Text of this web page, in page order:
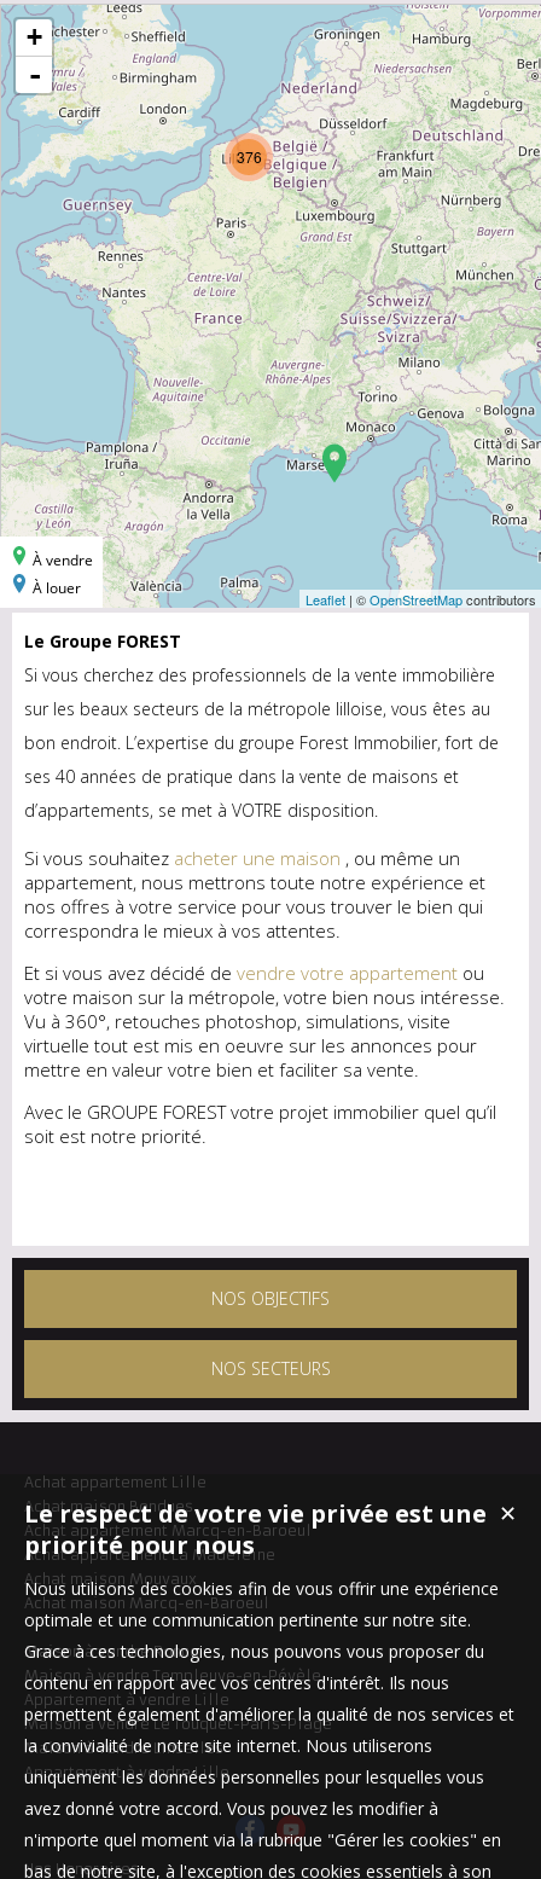
Le Groupe FOREST
Si vous cherchez des professionnels de la vente immobilière
sur les beaux secteurs de la métropole lilloise, vous êtes au
bon endroit. L’expertise du groupe Forest Immobilier, fort de
ses 40 années de pratique dans la vente de maisons et
d’appartements, se met à VOTRE disposition.
Si vous souhaitez acheter une maison , ou même un
appartement, nous mettrons toute notre expérience et
nos offres à votre service pour vous trouver le bien qui
correspondra le mieux à vos attentes.
Et si vous avez décidé de vendre votre appartement ou
votre maison sur la métropole, votre bien nous intéresse.
Vu à 360°, retouches photoshop, simulations, visite
virtuelle tout est mis en oeuvre sur les annonces pour
mettre en valeur votre bien et faciliter sa vente.
Avec le GROUPE FOREST votre projet immobilier quel qu’il
soit est notre priorité.
NOS OBJECTIFS
NOS SECTEURS
Achat appartement Lille
Achat maison Bondues
Achat appartement Marcq-en-Baroeul
Achat appartement La Madeleine
Achat maison Mouvaux
Achat maison Marcq-en-Baroeul
Maison à vendre Roncq
Maison à vendre Templeuve-en-Pévèle
Appartement à vendre Lille
Maison à vendre Le Touquet-Paris-Plage
Maison à vendre Linselles
Appartement à vendre Lille
Nos Honoraires
✕
Le respect de votre vie privée est une
priorité pour nous
Nous utilisons des cookies afin de vous offrir une expérience
optimale et une communication pertinente sur notre site.
Grace à ces technologies, nous pouvons vous proposer du
contenu en rapport avec vos centres d'intérêt. Ils nous
permettent également d'améliorer la qualité de nos services et
la convivialité de notre site internet. Nous utiliserons
uniquement les données personnelles pour lesquelles vous
avez donné votre accord. Vous pouvez les modifier à
n'importe quel moment via la rubrique "Gérer les cookies" en
bas de notre site, à l'exception des cookies essentiels à son